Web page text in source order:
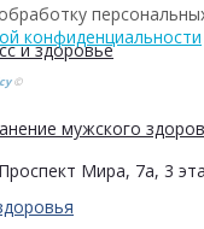
и здоровье
мужского
конфиденциальности
©
Мира, 7а, 3